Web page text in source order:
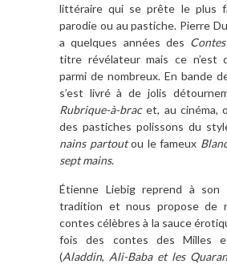
littéraire qui se prête le plus
parodie ou au pastiche. Pierre
a quelques années des
titre révélateur mais ce n’est
parmi de nombreux. En bande
s’est livré à de jolis
Rubrique-à-bracet, au cinéma,
des pastiches polissons du
nains partoutou le fameux
sept mains.
Étienne Liebig reprend à son
tradition et nous propose de
contes célèbres à la sauce
fois des contes des Milles
(Aladdin, Ali-Baba et les